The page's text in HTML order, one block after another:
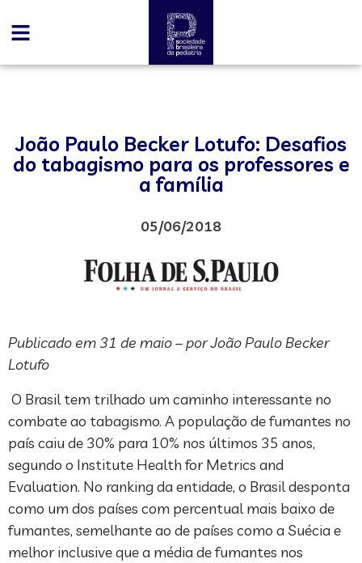
João Paulo Becker Lotufo: Desafios
do tabagismo para os professores e
a família
05/06/2018
Publicado em 31 de maio – por João Paulo Becker
Lotufo
O Brasil tem trilhado um caminho interessante no
combate ao tabagismo. A população de fumantes no
país caiu de 30% para 10% nos últimos 35 anos,
segundo o Institute Health for Metrics and
Evaluation. No ranking da entidade, o Brasil desponta
como um dos países com percentual mais baixo de
fumantes, semelhante ao de países como a Suécia e
melhor inclusive que a média de fumantes nos